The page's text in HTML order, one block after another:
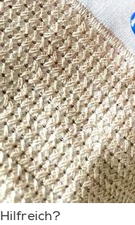
Hilfreich?